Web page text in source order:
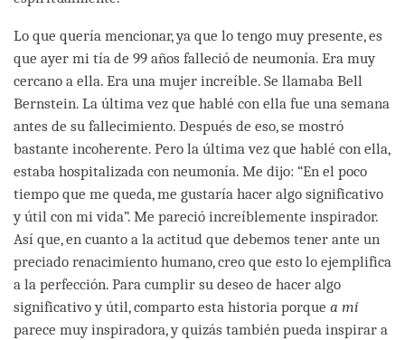
Lo que quería mencionar, ya que lo tengo muy presente, es
que ayer mi tía de 99 años falleció de neumonía. Era muy
cercano a ella. Era una mujer increíble. Se llamaba Bell
Bernstein. La última vez que hablé con ella fue una semana
antes de su fallecimiento. Después de eso, se mostró
bastante incoherente. Pero la última vez que hablé con ella,
estaba hospitalizada con neumonía. Me dijo: “En el poco
tiempo que me queda, me gustaría hacer algo significativo
y útil con mi vida”. Me pareció increíblemente inspirador.
Así que, en cuanto a la actitud que debemos tener ante un
preciado renacimiento humano, creo que esto lo ejemplifica
a la perfección. Para cumplir su deseo de hacer algo
significativo y útil, comparto esta historia porque a mí
parece muy inspiradora, y quizás también pueda inspirar a